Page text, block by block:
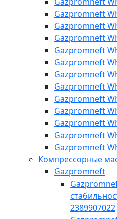
Gazpromneft
Gazpromneft
Gazpromneft
Gazpromneft
Gazpromneft
Gazpromneft
Gazpromneft
Gazpromneft
Gazpromneft
Gazpromneft
Gazpromneft
Gazpromneft
Компрессорные
Gazpromneft
2389907022